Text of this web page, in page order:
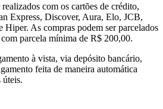
com os cartões de crédito,
Express, Discover, Aura, Elo, JCB,
As compras podem ser parcelados
parcela mínima de R$ 200,00.
à vista, via depósito bancário,
feita de maneira automática
úteis.